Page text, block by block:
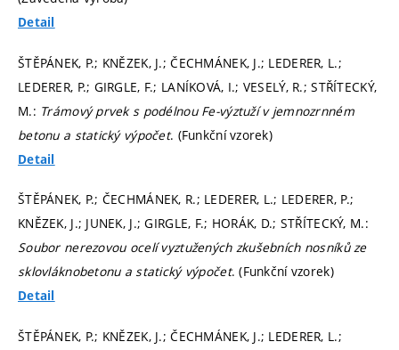
Detail
ŠTĚPÁNEK, P.; KNĚZEK, J.; ČECHMÁNEK, J.; LEDERER, L.;
LEDERER, P.; GIRGLE, F.; LANÍKOVÁ, I.; VESELÝ, R.; STŘÍTECKÝ,
M.: Trámový prvek s podélnou Fe-výztuží v jemnozrnném
betonu a statický výpočet. (Funkční vzorek)
Detail
ŠTĚPÁNEK, P.; ČECHMÁNEK, R.; LEDERER, L.; LEDERER, P.;
KNĚZEK, J.; JUNEK, J.; GIRGLE, F.; HORÁK, D.; STŘÍTECKÝ, M.:
Soubor nerezovou ocelí vyztužených zkušebních nosníků ze
sklovláknobetonu a statický výpočet. (Funkční vzorek)
Detail
ŠTĚPÁNEK, P.; KNĚZEK, J.; ČECHMÁNEK, J.; LEDERER, L.;